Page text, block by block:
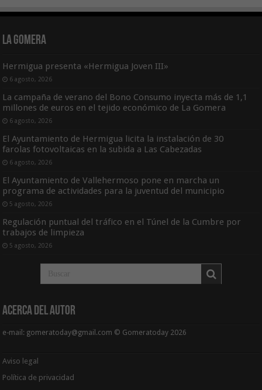
La Gomera
Hermigua presenta «Hermigua Joven III»
6 agosto, 2026
La campaña de verano del Bono Consumo inyecta más de 1,1
millones de euros en el tejido económico de La Gomera
6 agosto, 2026
El Ayuntamiento de Hermigua licita la instalación de 30
farolas fotovoltaicas en la subida a Las Cabezadas
6 agosto, 2026
El Ayuntamiento de Vallehermoso pone en marcha un
programa de actividades para la juventud del municipio
5 agosto, 2026
Regulación puntual del tráfico en el Túnel de la Cumbre por
trabajos de limpieza
5 agosto, 2026
Acerca del Autor
e-mail: gomeratoday@gmail.com © Gomeratoday 2026
Aviso legal
Política de privacidad